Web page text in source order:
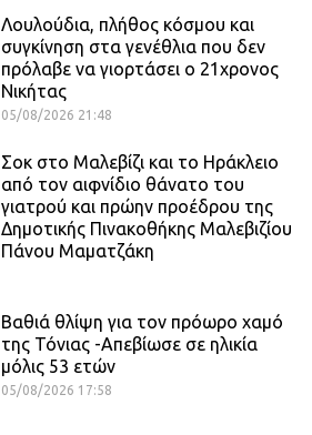
Λουλούδια, πλήθος κόσμου και
συγκίνηση στα γενέθλια που δεν
πρόλαβε να γιορτάσει ο 21χρονος
Νικήτας
05/08/2026 21:48
Σοκ στο Μαλεβίζι και το Ηράκλειο
από τον αιφνίδιο θάνατο του
γιατρού και πρώην προέδρου της
Δημοτικής Πινακοθήκης Μαλεβιζίου
Πάνου Μαματζάκη
Βαθιά θλίψη για τον πρόωρο χαμό
της Τόνιας -Απεβίωσε σε ηλικία
μόλις 53 ετών
05/08/2026 17:58